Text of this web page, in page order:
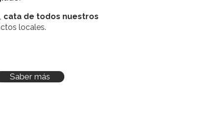
, cata de todos nuestros
locales.
Saber más